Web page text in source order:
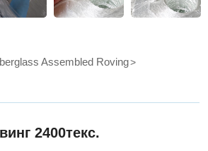
Assembled Roving
2400текс.